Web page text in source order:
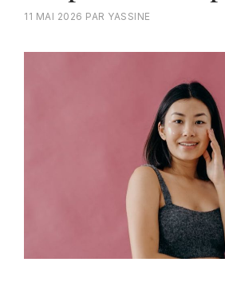
11 MAI 2026 PAR YASSINE